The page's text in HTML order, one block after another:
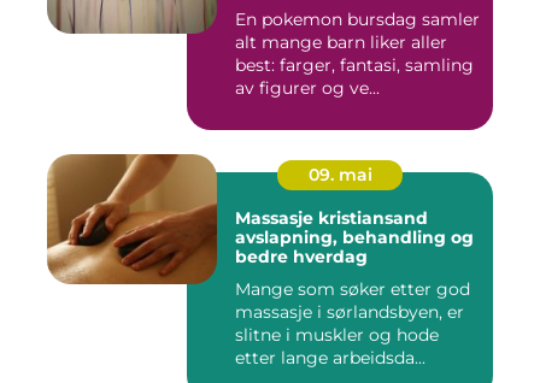
En pokemon bursdag samler
alt mange barn liker aller
best: farger, fantasi, samling
av figurer og ve...
09. mai
Massasje kristiansand
avslapning, behandling og
bedre hverdag
Mange som søker etter god
massasje i sørlandsbyen, er
slitne i muskler og hode
etter lange arbeidsda...